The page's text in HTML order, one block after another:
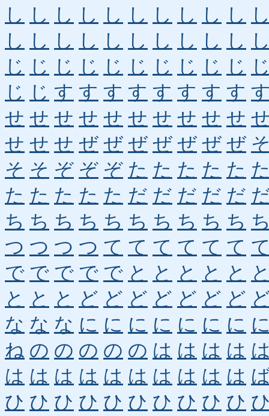
し し し し し し し し し し
し し し し し し し し し し
じ じ じ じ じ じ じ じ じ じ
じ じ す す す す す す す す
せ せ せ せ せ せ せ せ せ せ
せ せ せ ぜ ぜ ぜ ぜ ぜ ぜ ぜ
そ そ ぞ ぞ ぞ た た た た た
た た た た た だ だ だ だ だ
ち ち ち ち ち ち ち ち ち ち
つ つ つ つ て て て て て て
で で で で で と と と と と
と と と ど ど ど ど ど ど ど
な な な に に に に に に に
ね の の の の の は は は は
は は は は は は は は は は
ひ ひ ひ ひ ひ ひ ひ ひ ひ ひ